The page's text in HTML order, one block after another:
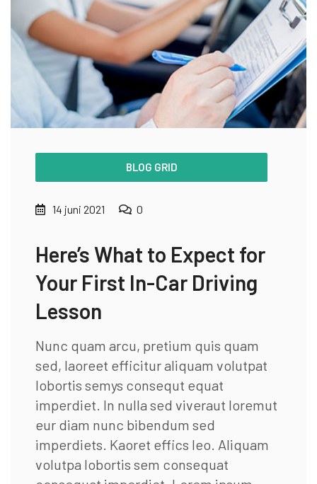
BLOG GRID
14 juni 2021 0
Here’s What to Expect for
Your First In-Car Driving
Lesson
Nunc quam arcu, pretium quis quam
sed, laoreet efficitur aliquam volutpat
lobortis semys consequt equat
imperdiet. In nulla sed viveraut loremut
eur diam nunc bibendum sed
imperdiets. Kaoret effics leo. Aliquam
volutpa lobortis sem consequat